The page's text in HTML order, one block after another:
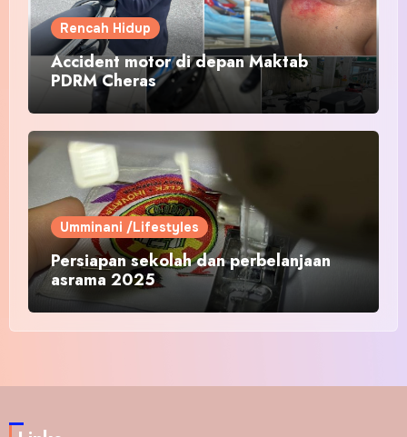
Rencah Hidup
Accident motor di depan Maktab
PDRM Cheras
Umminani /Lifestyles
Persiapan sekolah dan perbelanjaan
asrama 2025